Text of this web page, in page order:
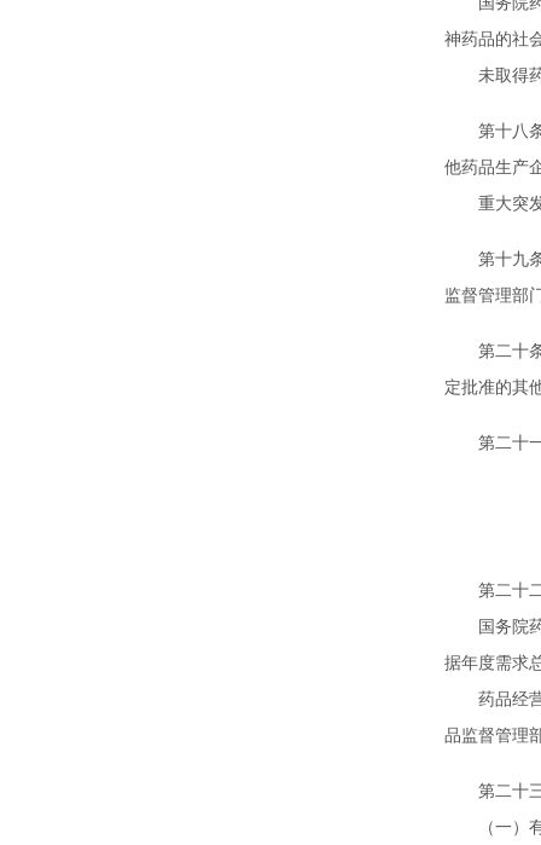
神药品的社
未取得药
第十八条
他药品生产
重大突发
第十九条
监督管理部
第二十条
定批准的其
第二十一
第二十二
国务院药
据年度需求
药品经营
品监督管理
第二十三
（一）有